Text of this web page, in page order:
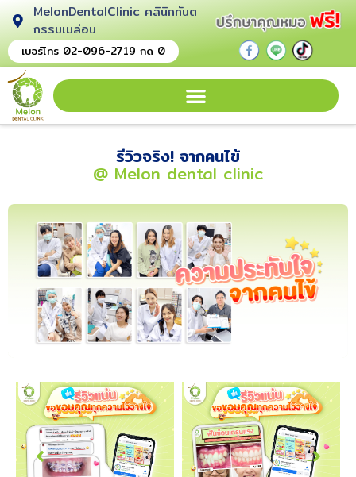
MelonDentalClinic คลินิกทันต
กรรมเมล่อน
เบอร์โทร 02-096-2719 กด 0 . . .
รีวิวจริง! จากคนไข้
@ Melon dental clinic